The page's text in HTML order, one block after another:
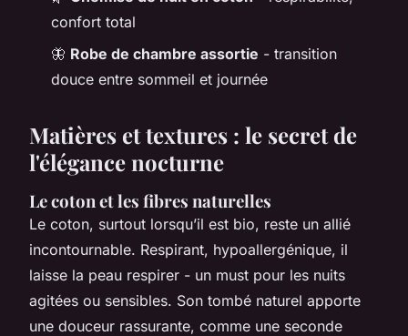
confort total
🦋 Robe de chambre assortie - transition
douce entre sommeil et journée
Matières et textures : le secret de
l'élégance nocturne
Le coton et les fibres naturelles
Le coton, surtout lorsqu’il est bio, reste un allié
incontournable. Respirant, hypoallergénique, il
laisse la peau respirer - un must pour les nuits
agitées ou sensibles. Son tombé naturel apporte
une douceur rassurante, comme une seconde